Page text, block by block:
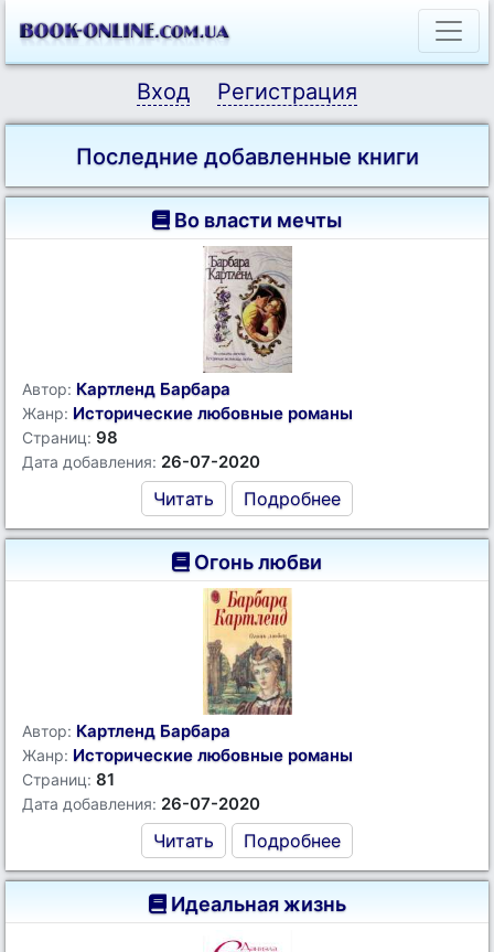
Вход Регистрация
Последние добавленные книги
Во власти мечты
Автор: Картленд Барбара
Жанр: Исторические любовные романы
Страниц: 98
Дата добавления: 26-07-2020
Читать Подробнее
Огонь любви
Автор: Картленд Барбара
Жанр: Исторические любовные романы
Страниц: 81
Дата добавления: 26-07-2020
Читать Подробнее
Идеальная жизнь